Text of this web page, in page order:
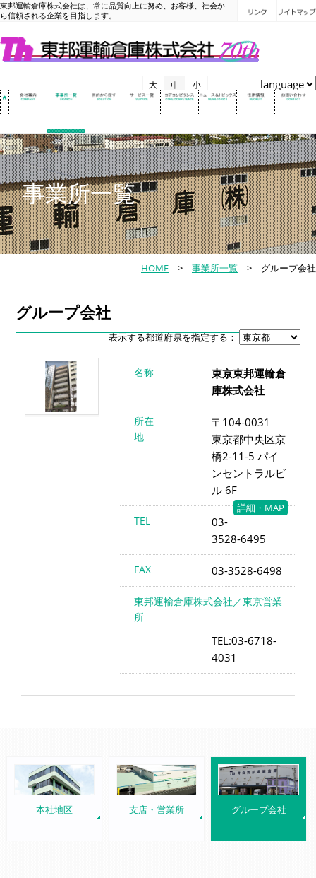
東邦運輸倉庫株式会社は、常に品質向上に努め、お客様、社会か
ら信頼される企業を目指します。
事業所一覧
HOME > 事業所一覧 > グループ会社
グループ会社
表示する都道府県を指定する：
名称
東京東邦運輸倉
庫株式会社
所在
地
〒104-0031
東京都中央区京
橋2-11-5 パイ
ンセントラルビ
ル 6F
詳細・MAP
TEL
03-
3528-6495
FAX 03-3528-6498
東邦運輸倉庫株式会社／東京営業
所
TEL:03-6718-
4031
本社地区 支店・営業所 グループ会社